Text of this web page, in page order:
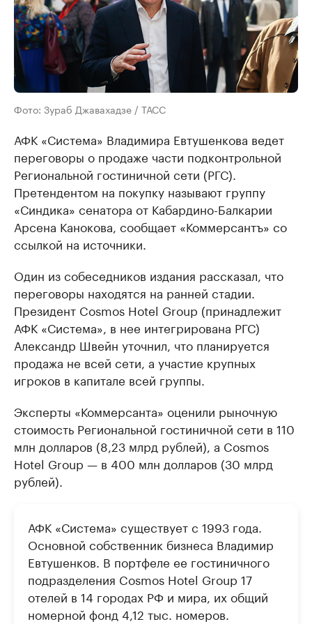
Фото: Зураб Джавахадзе / ТАСС
АФК «Система» Владимира Евтушенкова ведет
переговоры о продаже части подконтрольной
Региональной гостиничной сети (РГС).
Претендентом на покупку называют группу
«Синдика» сенатора от Кабардино-Балкарии
Арсена Канокова, сообщает «Коммерсантъ» со
ссылкой на источники.
Один из собеседников издания рассказал, что
переговоры находятся на ранней стадии.
Президент Cosmos Hotel Group (принадлежит
АФК «Система», в нее интегрирована РГС)
Александр Швейн уточнил, что планируется
продажа не всей сети, а участие крупных
игроков в капитале всей группы.
Эксперты «Коммерсанта» оценили рыночную
стоимость Региональной гостиничной сети в 110
млн долларов (8,23 млрд рублей), а Cosmos
Hotel Group — в 400 млн долларов (30 млрд
рублей).
АФК «Система» существует с 1993 года.
Основной собственник бизнеса Владимир
Евтушенков. В портфеле ее гостиничного
подразделения Cosmos Hotel Group 17
отелей в 14 городах РФ и мира, их общий
номерной фонд 4,12 тыс. номеров.